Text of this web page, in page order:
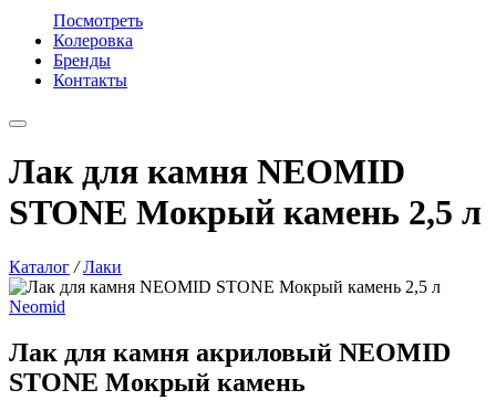
Посмотреть
Колеровка
Бренды
Контакты
Лак для камня NEOMID
STONE Мокрый камень 2,5 л
Каталог / Лаки
Neomid
Лак для камня акриловый NEOMID
STONE Мокрый камень